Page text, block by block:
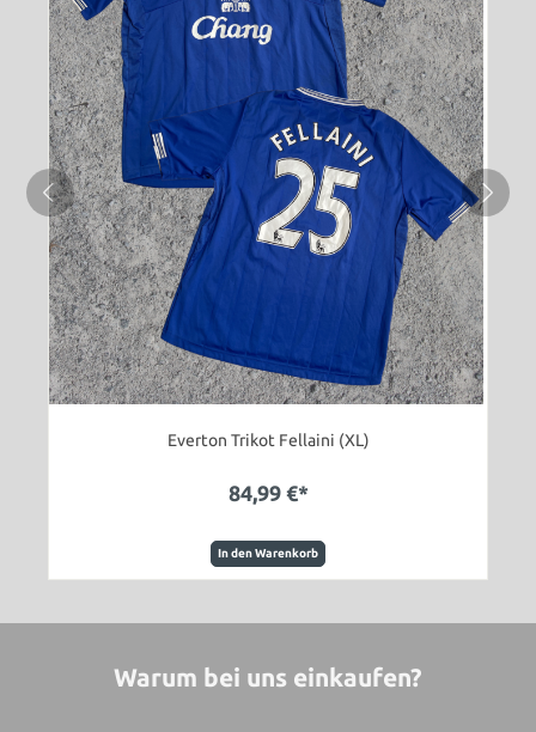
Everton Trikot Fellaini (XL)
84,99 €*
In den Warenkorb
Warum bei uns einkaufen?